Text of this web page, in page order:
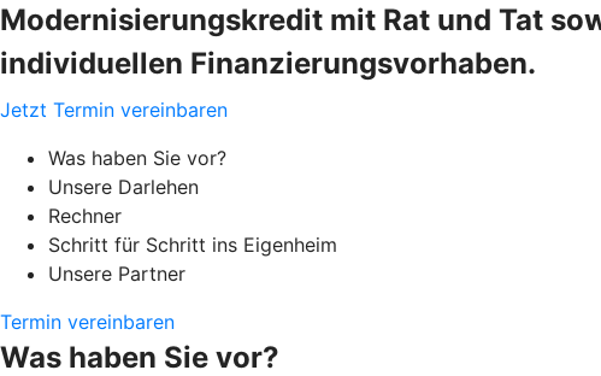
Modernisierungskredit mit Rat und Tat
individuellen Finanzierungsvorhaben.
Jetzt Termin vereinbaren
Was haben Sie vor?
Unsere Darlehen
Rechner
Schritt für Schritt ins Eigenheim
Unsere Partner
Termin vereinbaren
Was haben Sie vor?